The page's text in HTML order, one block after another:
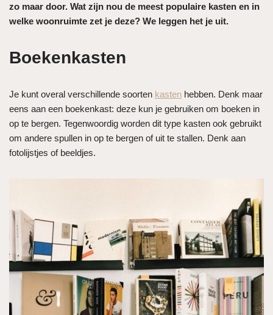
zo maar door. Wat zijn nou de meest populaire kasten en in
welke woonruimte zet je deze? We leggen het je uit.
Boekenkasten
Je kunt overal verschillende soorten kasten hebben. Denk maar
eens aan een boekenkast: deze kun je gebruiken om boeken in
op te bergen. Tegenwoordig worden dit type kasten ook gebruikt
om andere spullen in op te bergen of uit te stallen. Denk aan
fotolijstjes of beeldjes.